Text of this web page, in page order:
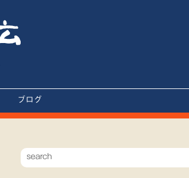
ブログ